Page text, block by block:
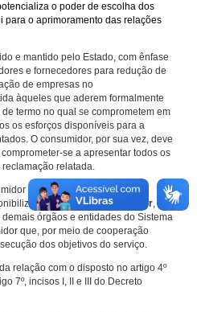
o poder de escolha dos
para o aprimoramento das relações
e mantido pelo Estado, com ênfase
e fornecedores para redução de
de empresas no
àqueles que aderem formalmente
termo no qual se comprometem em
os esforços disponíveis para a
O consumidor, por sua vez, deve
se a apresentar todos os
relatada.
do Ministério da Justiça é a
doConsumidor.gov.br,
órgãos e entidades do Sistema
que, por meio de cooperação
dos objetivos do serviço.
relação com o disposto no artigo 4º
7º, incisos I, II e III do Decreto